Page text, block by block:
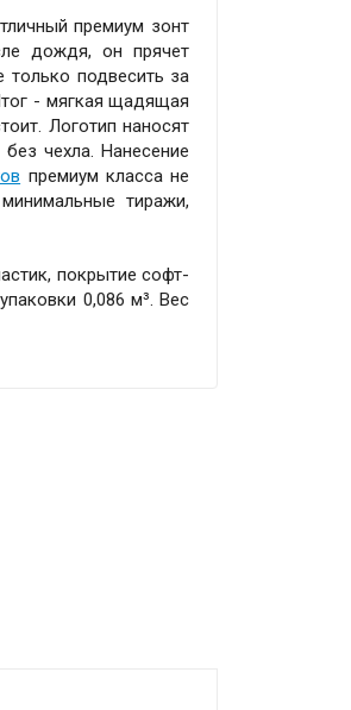
премиум зонт
дождя, он прячет
только подвесить за
- мягкая щадящая
Логотип наносят
чехла. Нанесение
премиум класса не
тиражи,
покрытие софт-
0,086 м³. Вес